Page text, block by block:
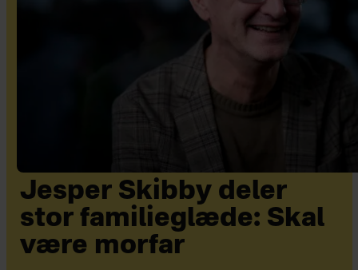
Jesper Skibby deler
stor familieglæde: Skal
være morfar